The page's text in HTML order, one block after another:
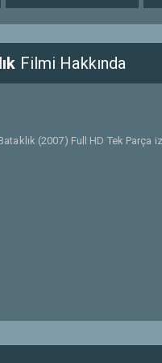
Filmi Hakkında
(2007) Full HD Tek Parça